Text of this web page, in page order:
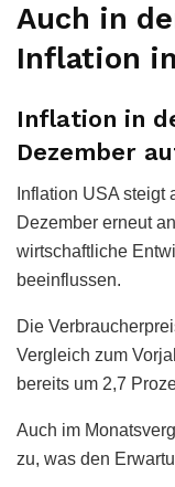
Auch in
Inflation
Inflation in
Dezember
Inflation USA
Dezember erneut
wirtschaftliche
beeinflussen.
Die
Vergleich zum
bereits um 2,7
Auch im
zu, was den